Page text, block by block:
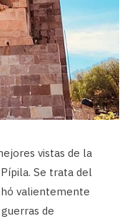
vistas de la
Se trata del
valientemente
de